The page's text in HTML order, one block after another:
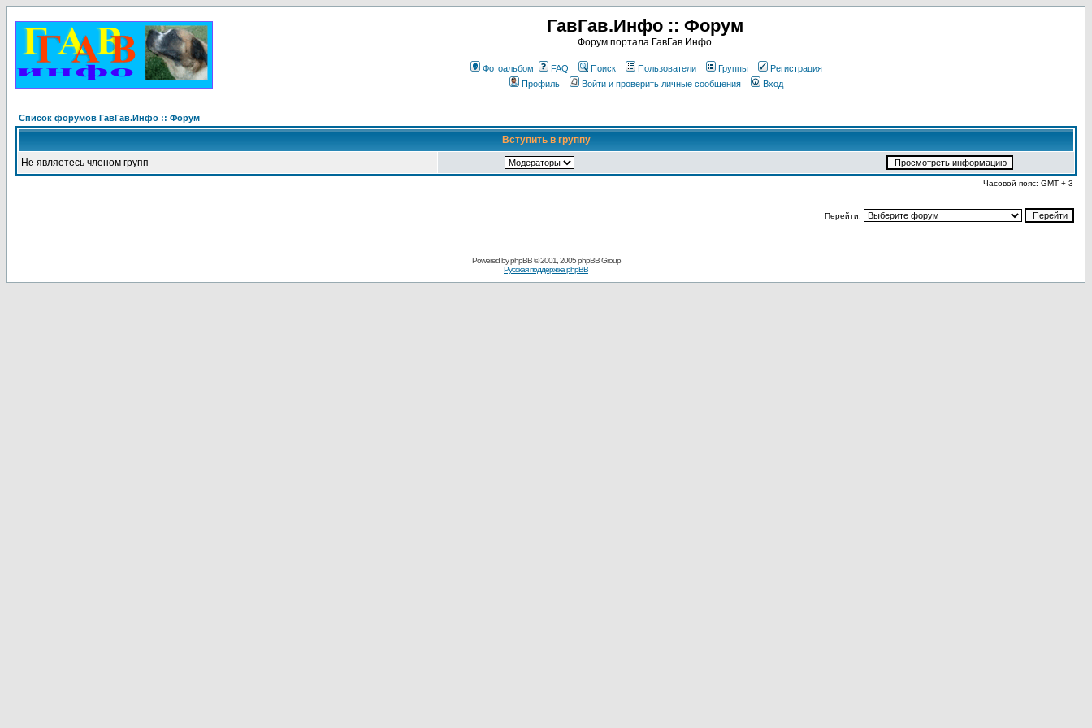
ГавГав.Инфо :: Форум
Форум портала ГавГав.Инфо
Фотоальбом FAQ Поиск Пользователи Группы
Регистрация
Профиль
Войти и проверить личные сообщения Вход
Список форумов ГавГав.Инфо :: Форум
Вступить в группу
Не являетесь членом групп
Часовой пояс: GMT + 3
Перейти:
Powered byphpBB© 2001, 2005 phpBB Group
Русская поддержка phpBB